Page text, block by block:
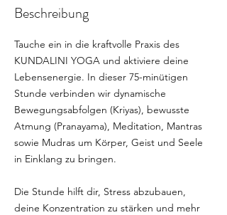
Beschreibung
Tauche ein in die kraftvolle Praxis des
KUNDALINI YOGA und aktiviere deine
Lebensenergie. In dieser 75-minütigen
Stunde verbinden wir dynamische
Bewegungsabfolgen (Kriyas), bewusste
Atmung (Pranayama), Meditation, Mantras
sowie Mudras um Körper, Geist und Seele
in Einklang zu bringen.
Die Stunde hilft dir, Stress abzubauen,
deine Konzentration zu stärken und mehr